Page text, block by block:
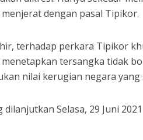
dengan pasal Tipikor.
terhadap perkara Tipikor
tersangka tidak
nilai kerugian negara yang
dilanjutkan Selasa, 29 Juni